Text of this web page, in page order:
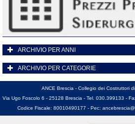
ARCHIVIO PER ANNI
ARCHIVIO PER CATEGORIE
ANCE Brescia - Collegio dei Costruttori
Via Ugo Foscolo 6 - 25128 Brescia - Tel. 030.399133 -
Codice Fiscale: 80010490177 - Pec: